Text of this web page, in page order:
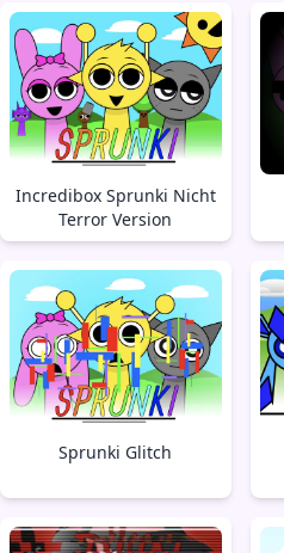
Incredibox Sprunki Nicht
Terror Version
Sprunki Glitch